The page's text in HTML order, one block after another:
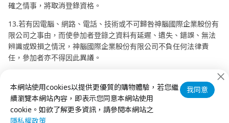
確之情事，將取消登錄資格。
13.若有因電腦、網路、電話、技術或不可歸咎神腦國際企業股份有
限公司之事由，而使參加者登錄之資料有延遲、遺失、錯誤、無法
辨識或毀損之情況，神腦國際企業股份有限公司不負任何法律責
任，參加者亦不得因此異議。
14.主辦單位得隨時修訂活動內容並於本活動網站進行公告，恕不另
行通知。如有任何相關問題，歡迎洽詢神腦國際客服專線 02-8978-
6068。
本網站使用cookies以提供更優質的購物體驗，若您繼
續瀏覽本網站內容，即表示您同意本網站使用
cookie。如欲了解更多資訊，請參閱本網站之
隱私權政策
我同意